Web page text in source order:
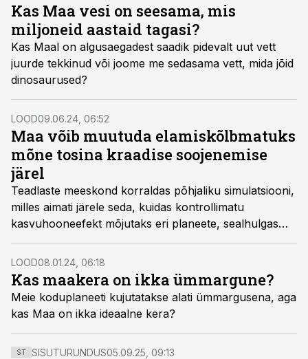
Kas Maa vesi on seesama, mis
miljoneid aastaid tagasi?
Kas Maal on algusaegadest saadik pidevalt uut vett
juurde tekkinud või joome me sedasama vett, mida jõid
dinosaurused?
LOOD09.06.24, 06:52
Maa võib muutuda elamiskõlbmatuks
mõne tosina kraadise soojenemise
järel
Teadlaste meeskond korraldas põhjaliku simulatsiooni,
milles aimati järele seda, kuidas kontrollimatu
kasvuhooneefekt mõjutaks eri planeete, sealhulgas
Maad.
LOOD08.01.24, 06:18
Kas maakera on ikka ümmargune?
Meie koduplaneeti kujutatakse alati ümmargusena, aga
kas Maa on ikka ideaalne kera?
ST SISUTURUNDUS05.09.25, 09:13